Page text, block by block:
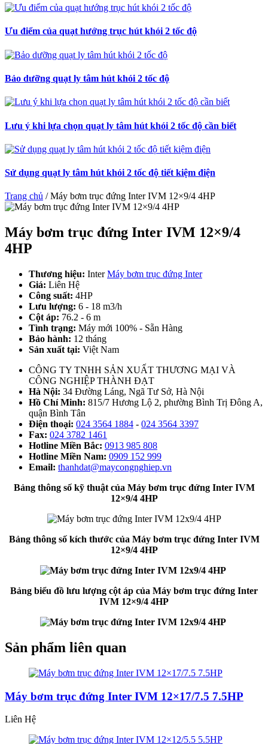
Ưu điểm của quạt hướng trục hút khói 2 tốc độ
Bảo dưỡng quạt ly tâm hút khói 2 tốc độ
Lưu ý khi lựa chọn quạt ly tâm hút khói 2 tốc độ cần biết
Sử dụng quạt ly tâm hút khói 2 tốc độ tiết kiệm điện
Trang chủ /Máy bơm trục đứng Inter IVM 12×9/4 4HP
Máy bơm trục đứng Inter IVM 12×9/4
4HP
Thương hiệu: InterMáy bơm trục đứng Inter
Giá: Liên Hệ
Công suất: 4HP
Lưu lượng: 6 - 18 m3/h
Cột áp: 76.2 - 6 m
Tình trạng: Máy mới 100% - Sẵn Hàng
Bảo hành: 12 tháng
Sản xuất tại: Việt Nam
CÔNG TY TNHH SẢN XUẤT THƯƠNG MẠI VÀ
CÔNG NGHIỆP THÀNH ĐẠT
Hà Nội: 34 Đường Láng, Ngã Tư Sở, Hà Nội
Hồ Chí Minh: 815/7 Hương Lộ 2, phường Bình Trị Đông A,
quận Bình Tân
Điện thoại: 024 3564 1884 - 024 3564 3397
Fax: 024 3782 1461
Hotline Miền Bắc: 0913 985 808
Hotline Miền Nam: 0909 152 999
Email: thanhdat@maycongnghiep.vn
Bảng thông số kỹ thuật của Máy bơm trục đứng Inter IVM
12×9/4 4HP
Bảng thông số kích thước của Máy bơm trục đứng Inter IVM
12×9/4 4HP
Bảng biểu đồ lưu lượng cột áp của Máy bơm trục đứng Inter
IVM 12×9/4 4HP
Sản phẩm liên quan
Máy bơm trục đứng Inter IVM 12×17/7.5 7.5HP
Liên Hệ